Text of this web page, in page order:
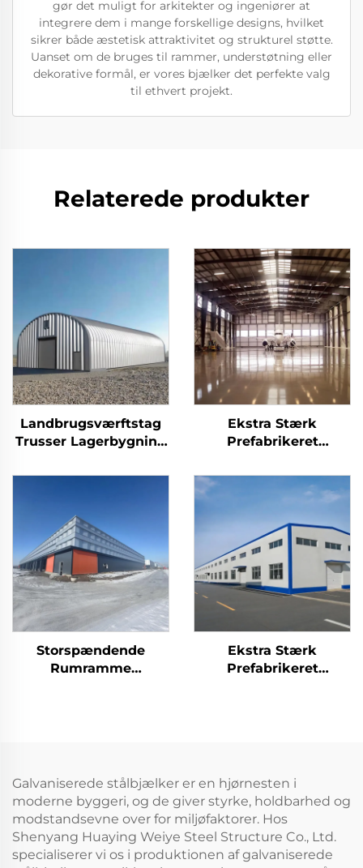
gør det muligt for arkitekter og ingeniører at
integrere dem i mange forskellige designs, hvilket
sikrer både æstetisk attraktivitet og strukturel støtte.
Uanset om de bruges til rammer, understøtning eller
dekorative formål, er vores bjælker det perfekte valg
til ethvert projekt.
Relaterede produkter
Landbrugsværftstag
Trusser Lagerbygning
Staldbyggeri Holdbar
Opbevaring
Ekstra Stærk
Prefabrikeret
Stålkonstruktion
Hanger
Stålskeletbygning
Industribygning I Stål
Storspændende
Rumramme
Ekstra Stærk
Prefabrikeret
Galvaniserede stålbjælker er en hjørnesten i
moderne byggeri, og de giver styrke, holdbarhed og
modstandsevne over for miljøfaktorer. Hos
Shenyang Huaying Weiye Steel Structure Co., Ltd.
specialiserer vi os i produktionen af galvaniserede